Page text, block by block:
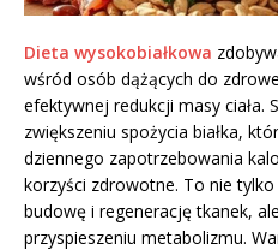
Dieta wysokobiałkowa
wśród osób dążących do
efektywnej redukcji masy ciała.
zwiększeniu spożycia białka,
dziennego zapotrzebowania
korzyści zdrowotne. To nie
budowę i regenerację tkanek,
przyspieszeniu metabolizmu.